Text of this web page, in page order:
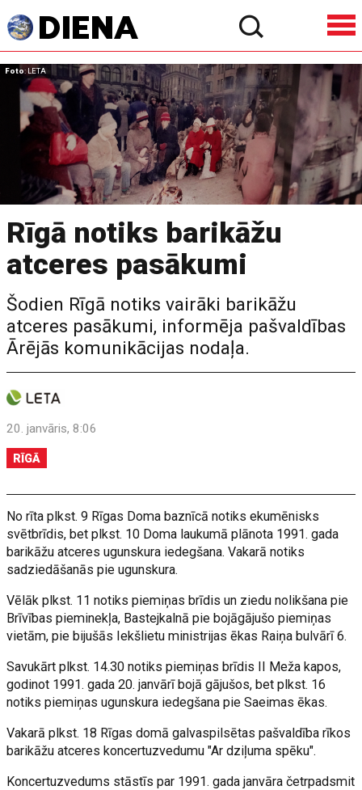
Foto: LETA
Rīgā notiks barikāžu
atceres pasākumi
Šodien Rīgā notiks vairāki barikāžu
atceres pasākumi, informēja pašvaldības
Ārējās komunikācijas nodaļa.
20. janvāris, 8:06
RĪGĀ
No rīta plkst. 9 Rīgas Doma baznīcā notiks ekumēnisks
svētbrīdis, bet plkst. 10 Doma laukumā plānota 1991. gada
barikāžu atceres ugunskura iedegšana. Vakarā notiks
sadziedāšanās pie ugunskura.
Vēlāk plkst. 11 notiks piemiņas brīdis un ziedu nolikšana pie
Brīvības pieminekļa, Bastejkalnā pie bojāgājušo piemiņas
vietām, pie bijušās Iekšlietu ministrijas ēkas Raiņa bulvārī 6.
Savukārt plkst. 14.30 notiks piemiņas brīdis II Meža kapos,
godinot 1991. gada 20. janvārī bojā gājušos, bet plkst. 16
notiks piemiņas ugunskura iedegšana pie Saeimas ēkas.
Vakarā plkst. 18 Rīgas domā galvaspilsētas pašvaldība rīkos
barikāžu atceres koncertuzvedumu "Ar dziļuma spēku".
Koncertuzvedums stāstīs par 1991. gada janvāra četrpadsmit